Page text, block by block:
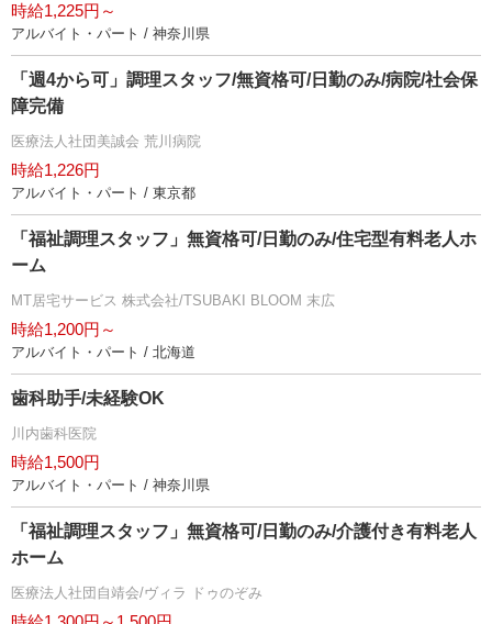
時給1,225円～
アルバイト・パート / 神奈川県
「週4から可」調理スタッフ/無資格可/日勤のみ/病院/社会保
障完備
医療法人社団美誠会 荒川病院
時給1,226円
アルバイト・パート / 東京都
「福祉調理スタッフ」無資格可/日勤のみ/住宅型有料老人ホ
ーム
MT居宅サービス 株式会社/TSUBAKI BLOOM 末広
時給1,200円～
アルバイト・パート / 北海道
歯科助手/未経験OK
川内歯科医院
時給1,500円
アルバイト・パート / 神奈川県
「福祉調理スタッフ」無資格可/日勤のみ/介護付き有料老人
ホーム
医療法人社団自靖会/ヴィラ ドゥのぞみ